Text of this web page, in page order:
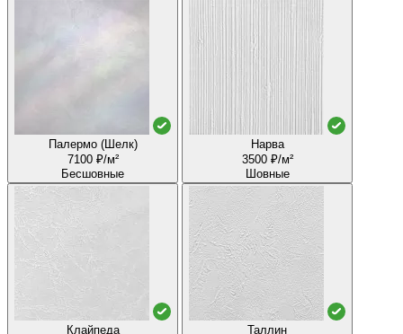
Палермо (Шелк)
7100 ₽/м²
Бесшовные
Нарва
3500 ₽/м²
Шовные
Клайпеда
Таллин